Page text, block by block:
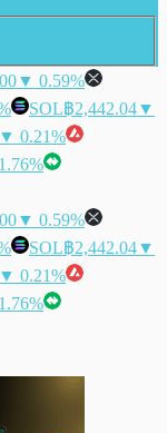
▼ 0.59%
SOL฿2,442.04▼
▼ 0.21%
▼ 0.59%
SOL฿2,442.04▼
▼ 0.21%